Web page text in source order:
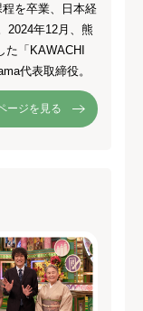
を卒業、日本経
2024年12月、熊
「KAWACHI
代表取締役。
ージを見る